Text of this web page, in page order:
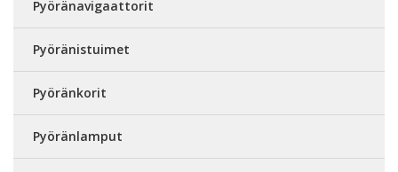
Pyöränavigaattorit
Pyöränistuimet
Pyöränkorit
Pyöränlamput